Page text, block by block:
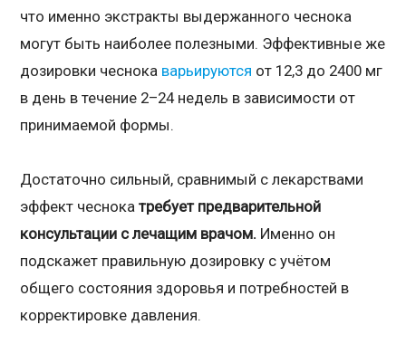
что именно экстракты выдержанного чеснока
могут быть наиболее полезными. Эффективные же
дозировки чеснока варьируются от 12,3 до 2400 мг
в день в течение 2–24 недель в зависимости от
принимаемой формы.
Достаточно сильный, сравнимый с лекарствами
эффект чеснокатребует предварительной
консультации с лечащим врачом. Именно он
подскажет правильную дозировку с учётом
общего состояния здоровья и потребностей в
корректировке давления.